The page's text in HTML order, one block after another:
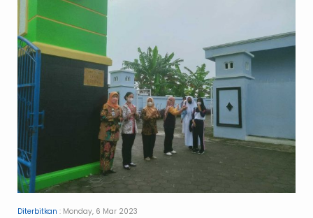
Diterbitkan : Monday, 6 Mar 2023